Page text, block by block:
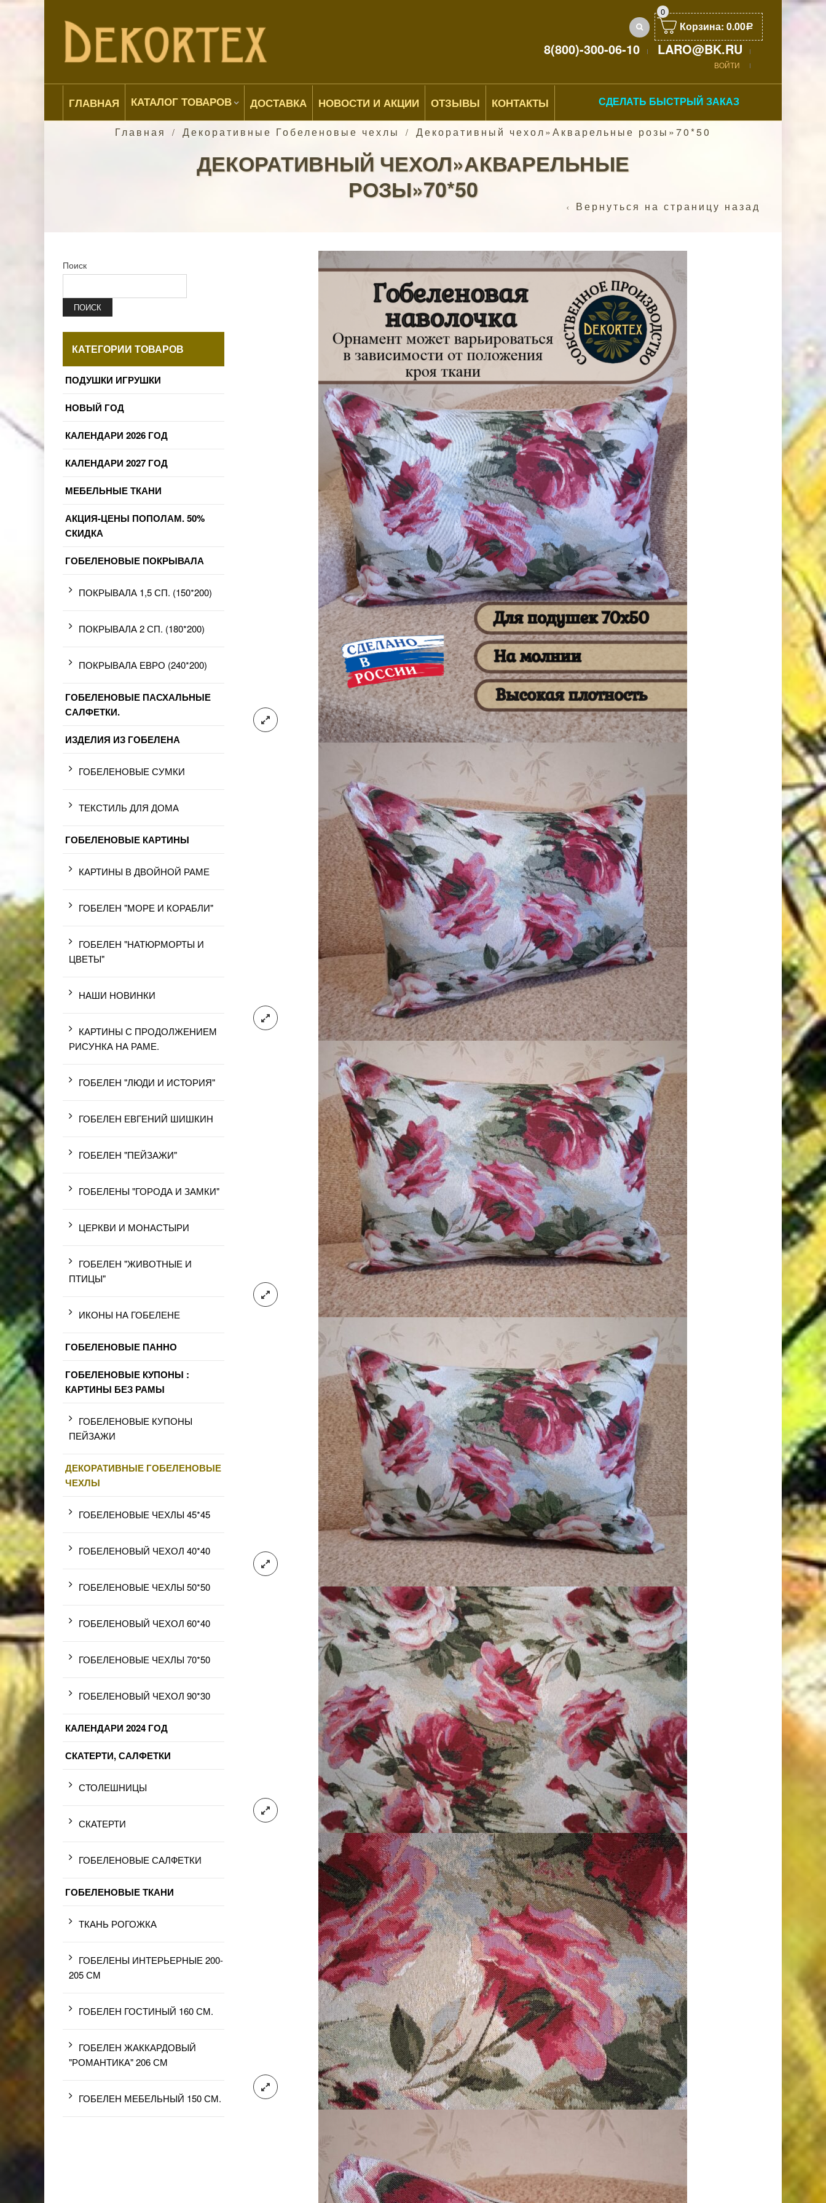
0
Корзина: 0.00Р
8(800)-300-06-10 LARO@BK.RU
ВОЙТИ
ГЛАВНАЯ КАТАЛОГ ТОВАРОВ ДОСТАВКА НОВОСТИ И АКЦИИ ОТЗЫВЫ КОНТАКТЫ СДЕЛАТЬ БЫСТРЫЙ ЗАКАЗ
Главная / Декоративные Гобеленовые чехлы / Декоративный чехол»Акварельные розы»70*50
ДЕКОРАТИВНЫЙ ЧЕХОЛ»АКВАРЕЛЬНЫЕ
РОЗЫ»70*50
Вернуться на страницу назад
Поиск
ПОИСК
КАТЕГОРИИ ТОВАРОВ
ПОДУШКИ ИГРУШКИ
НОВЫЙ ГОД
КАЛЕНДАРИ 2026 ГОД
КАЛЕНДАРИ 2027 ГОД
МЕБЕЛЬНЫЕ ТКАНИ
АКЦИЯ-ЦЕНЫ ПОПОЛАМ. 50%
СКИДКА
ГОБЕЛЕНОВЫЕ ПОКРЫВАЛА
ПОКРЫВАЛА 1,5 СП. (150*200)
ПОКРЫВАЛА 2 СП. (180*200)
ПОКРЫВАЛА ЕВРО (240*200)
ГОБЕЛЕНОВЫЕ ПАСХАЛЬНЫЕ
САЛФЕТКИ.
ИЗДЕЛИЯ ИЗ ГОБЕЛЕНА
ГОБЕЛЕНОВЫЕ СУМКИ
ТЕКСТИЛЬ ДЛЯ ДОМА
ГОБЕЛЕНОВЫЕ КАРТИНЫ
КАРТИНЫ В ДВОЙНОЙ РАМЕ
ГОБЕЛЕН "МОРЕ И КОРАБЛИ"
ГОБЕЛЕН "НАТЮРМОРТЫ И
ЦВЕТЫ"
НАШИ НОВИНКИ
КАРТИНЫ С ПРОДОЛЖЕНИЕМ
РИСУНКА НА РАМЕ.
ГОБЕЛЕН "ЛЮДИ И ИСТОРИЯ"
ГОБЕЛЕН ЕВГЕНИЙ ШИШКИН
ГОБЕЛЕН "ПЕЙЗАЖИ"
ГОБЕЛЕНЫ "ГОРОДА И ЗАМКИ"
ЦЕРКВИ И МОНАСТЫРИ
ГОБЕЛЕН "ЖИВОТНЫЕ И
ПТИЦЫ"
ИКОНЫ НА ГОБЕЛЕНЕ
ГОБЕЛЕНОВЫЕ ПАННО
ГОБЕЛЕНОВЫЕ КУПОНЫ :
КАРТИНЫ БЕЗ РАМЫ
ГОБЕЛЕНОВЫЕ КУПОНЫ
ПЕЙЗАЖИ
ДЕКОРАТИВНЫЕ ГОБЕЛЕНОВЫЕ
ЧЕХЛЫ
ГОБЕЛЕНОВЫЕ ЧЕХЛЫ 45*45
ГОБЕЛЕНОВЫЙ ЧЕХОЛ 40*40
ГОБЕЛЕНОВЫЕ ЧЕХЛЫ 50*50
ГОБЕЛЕНОВЫЙ ЧЕХОЛ 60*40
ГОБЕЛЕНОВЫЕ ЧЕХЛЫ 70*50
ГОБЕЛЕНОВЫЙ ЧЕХОЛ 90*30
КАЛЕНДАРИ 2024 ГОД
СКАТЕРТИ, САЛФЕТКИ
СТОЛЕШНИЦЫ
СКАТЕРТИ
ГОБЕЛЕНОВЫЕ САЛФЕТКИ
ГОБЕЛЕНОВЫЕ ТКАНИ
ТКАНЬ РОГОЖКА
ГОБЕЛЕНЫ ИНТЕРЬЕРНЫЕ 200-
205 СМ
ГОБЕЛЕН ГОСТИНЫЙ 160 СМ.
ГОБЕЛЕН ЖАККАРДОВЫЙ
"РОМАНТИКА" 206 СМ
ГОБЕЛЕН МЕБЕЛЬНЫЙ 150 СМ.